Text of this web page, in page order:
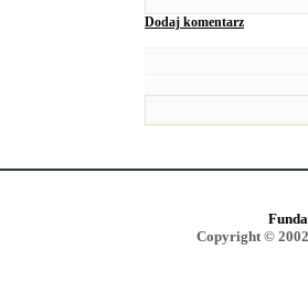
Dodaj komentarz
Copyright ©